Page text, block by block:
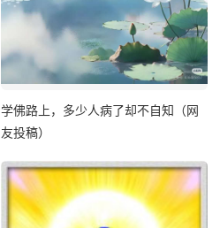
学佛路上，多少人病了却不自知（网
友投稿）